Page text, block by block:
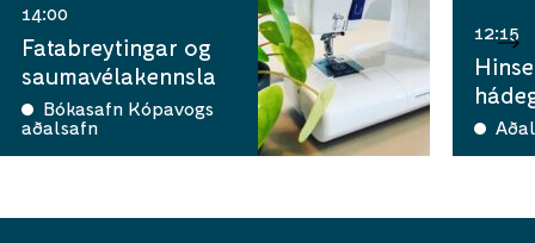
14:00
Fatabreytingar og
saumavélakennsla
Bókasafn Kópavogs
aðalsafn
12:15